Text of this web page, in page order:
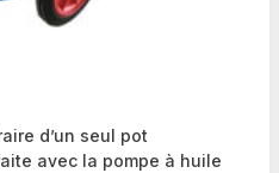
d’un seul pot
avec la pompe à huile